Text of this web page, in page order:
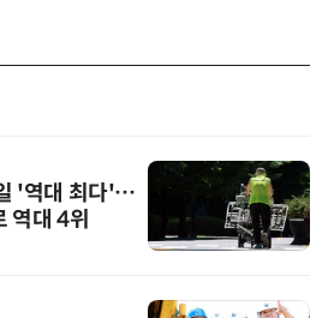
'역대 최다'…
역대 4위